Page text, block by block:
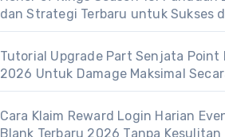
dan Strategi Terbaru untuk Sukses
Tutorial Upgrade Part Senjata Point
2026 Untuk Damage Maksimal
Cara Klaim Reward Login Harian
Blank Terbaru 2026 Tanpa Kesulitan